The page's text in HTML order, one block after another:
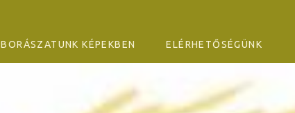
BORÁSZATUNK KÉPEKBEN ELÉRHETŐSÉGÜNK